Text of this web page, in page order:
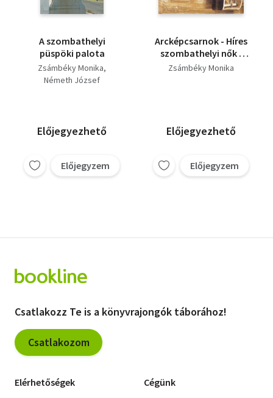
A szombathelyi
püspöki palota
Zsámbéky Monika
Németh József
Előjegyezhető
Előjegyzem
Arcképcsarnok - Híres
szombathelyi nők -
Batthyány Erzsébet
Zsámbéky Monika
Előjegyezhető
Előjegyzem
Csatlakozz Te is a könyvrajongók táborához!
Csatlakozom
Elérhetőségek Cégünk